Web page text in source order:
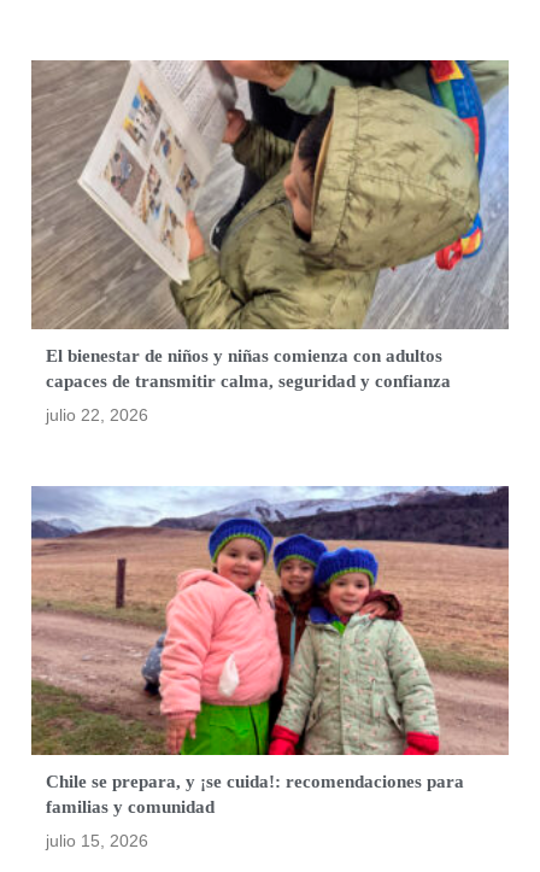
El bienestar de niños y niñas comienza con adultos
capaces de transmitir calma, seguridad y confianza
julio 22, 2026
Chile se prepara, y ¡se cuida!: recomendaciones para
familias y comunidad
julio 15, 2026